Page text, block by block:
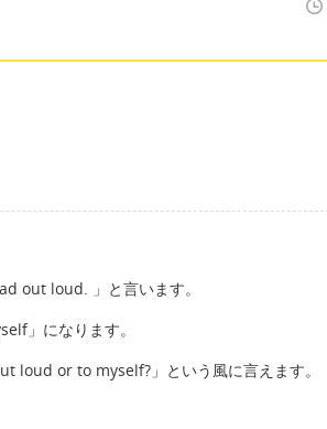
out loud. 」と言います。
」になります。
loud or to myself?」という風に言えます。